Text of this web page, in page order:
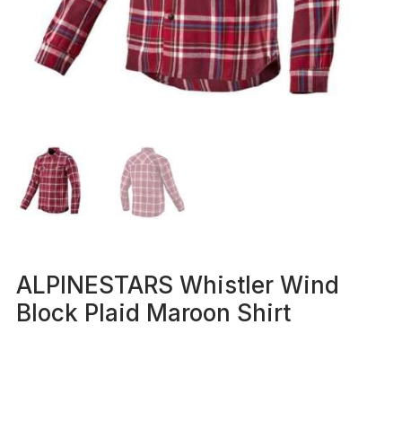
ALPINESTARS Whistler Wind
Block Plaid Maroon Shirt